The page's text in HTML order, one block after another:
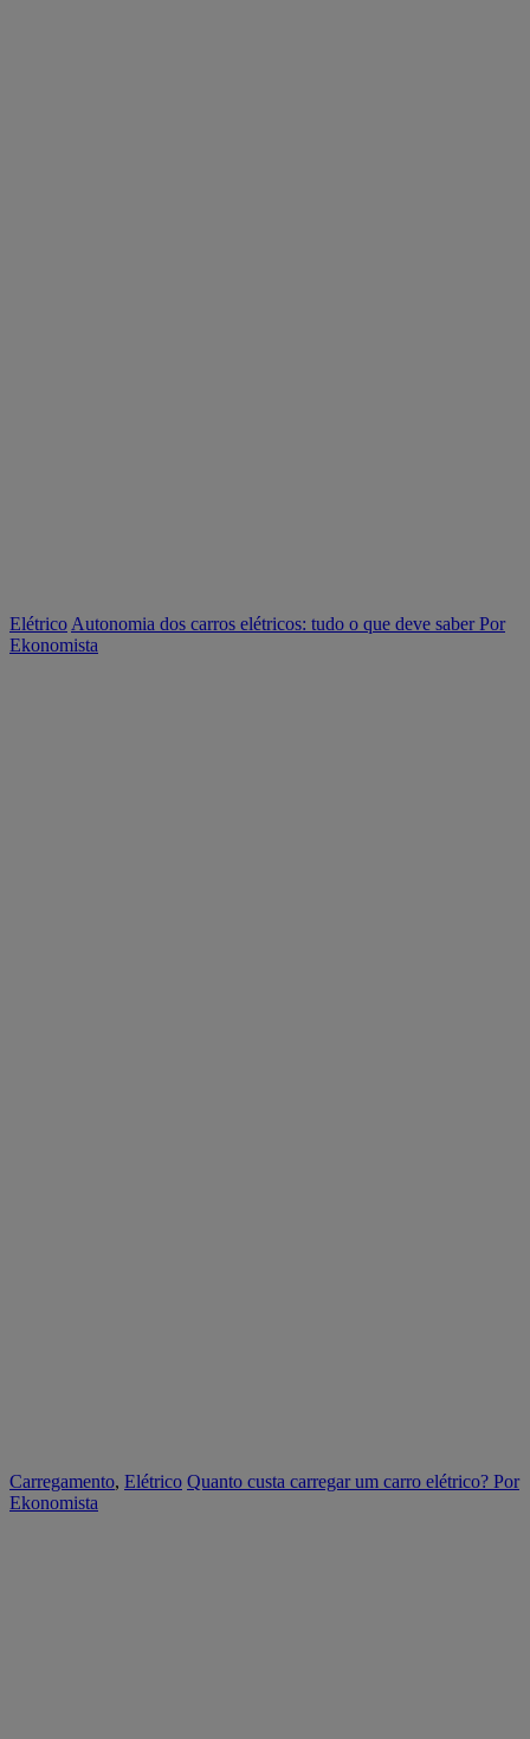
Elétrico Autonomia dos carros elétricos: tudo o que deve saberPor
Ekonomista
Carregamento, Elétrico Quanto custa carregar um carro elétrico? Por
Ekonomista